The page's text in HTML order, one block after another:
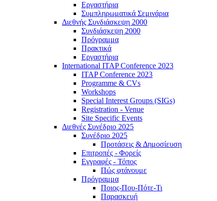
Εργαστήρια
Συμπληρωματικά Σεμινάρια
Διεθνής Συνδιάσκεψη 2000
Συνδιάσκεψη 2000
Πρόγραμμα
Πρακτικά
Εργαστήρια
International ITAP Conference 2023
ITAP Conference 2023
Programme & CVs
Workshops
Special Interest Groups (SIGs)
Registration - Venue
Site Specific Events
Διεθνές Συνέδριο 2025
Συνέδριο 2025
Προτάσεις & Δημοσίευση
Επιτροπές - Φορείς
Εγγραφές - Τόπος
Πώς φτάνουμε
Πρόγραμμα
Ποιος-Που-Πότε-Τι
Παρασκευή